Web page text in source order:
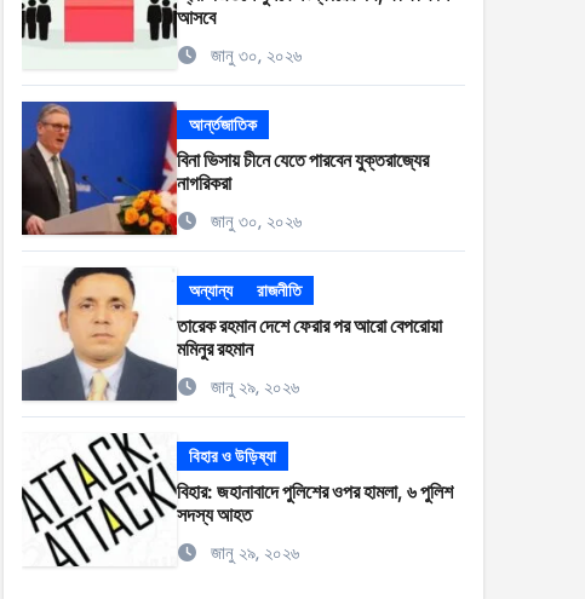
আসবে
জানু ৩০, ২০২৬
আর্ন্তজাতিক
বিনা ভিসায় চীনে যেতে পারবেন যুক্তরাজ্যের
নাগরিকরা
জানু ৩০, ২০২৬
অন্যান্য রাজনীতি
তারেক রহমান দেশে ফেরার পর আরো বেপরোয়া
মমিনুর রহমান
জানু ২৯, ২০২৬
বিহার ও উড়িষ্যা
বিহার: জহানাবাদে পুলিশের ওপর হামলা, ৬ পুলিশ
সদস্য আহত
জানু ২৯, ২০২৬